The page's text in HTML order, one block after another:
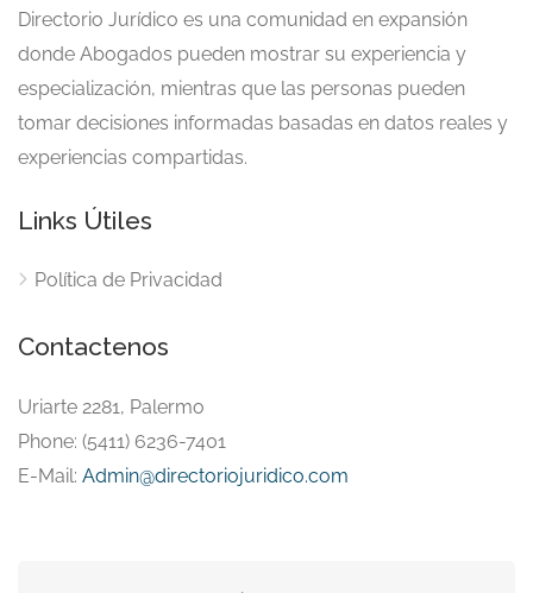
Directorio Jurídico es una comunidad en expansión
donde Abogados pueden mostrar su experiencia y
especialización, mientras que las personas pueden
tomar decisiones informadas basadas en datos reales y
experiencias compartidas.
Links Útiles
Política de Privacidad
Contactenos
Uriarte 2281, Palermo
Phone: (5411) 6236-7401
E-Mail: Admin@directoriojuridico.com